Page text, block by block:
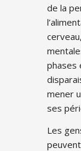
de la
phases
mener
ses
Les